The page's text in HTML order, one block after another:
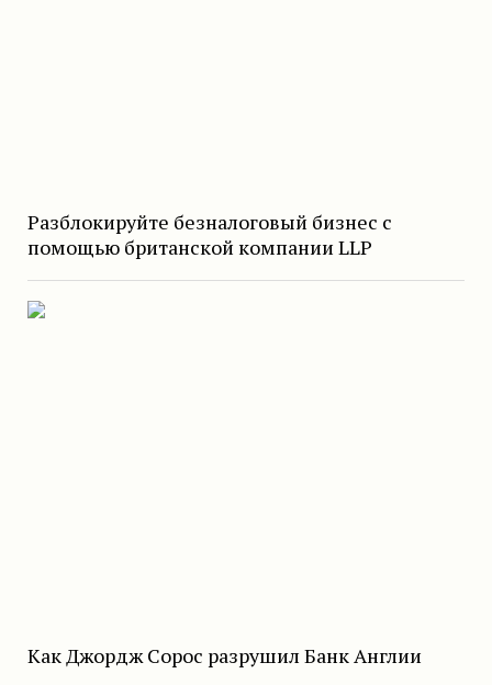
Разблокируйте безналоговый бизнес с
помощью британской компании LLP
Как Джордж Сорос разрушил Банк Англии